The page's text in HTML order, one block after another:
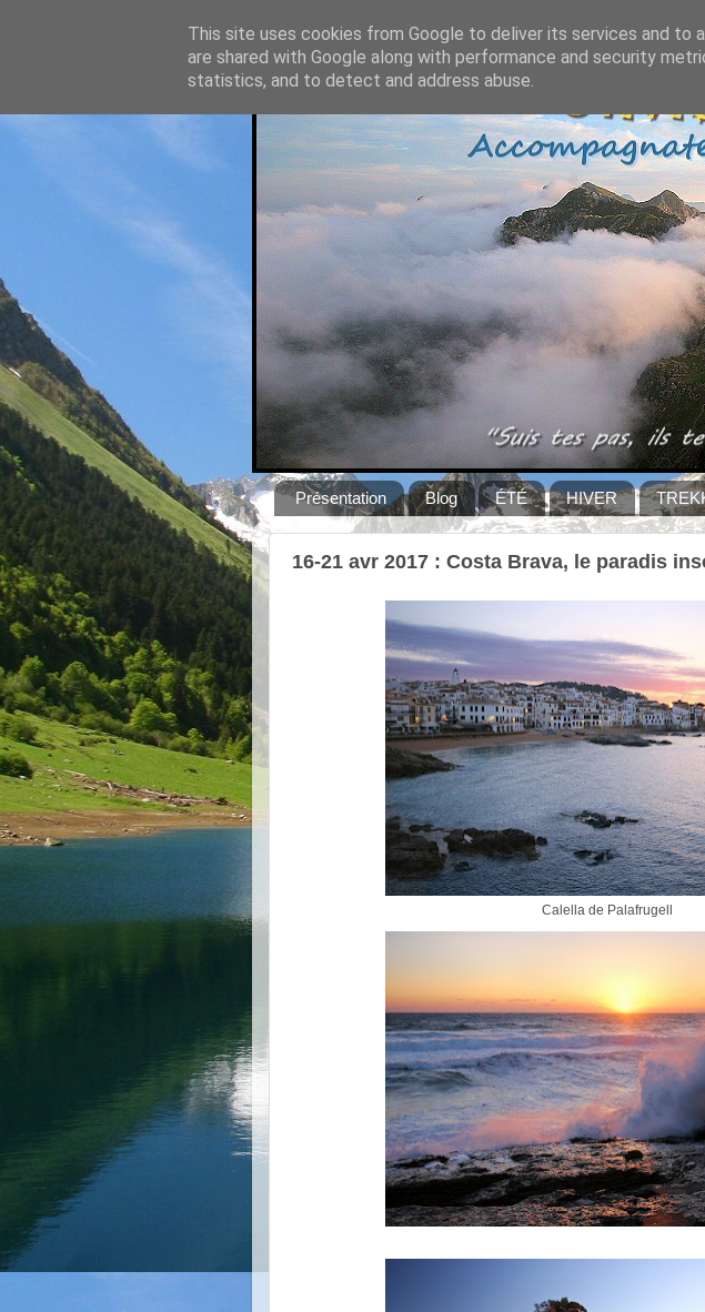
Présentation Blog ÉTÉ HIVER
16-21 avr 2017 : Costa Brava, le paradis
Calella de Palafrugell
This site uses cookies from Google to deliver its services and to
are shared with Google along with performance and security
statistics, and to detect and address abuse.